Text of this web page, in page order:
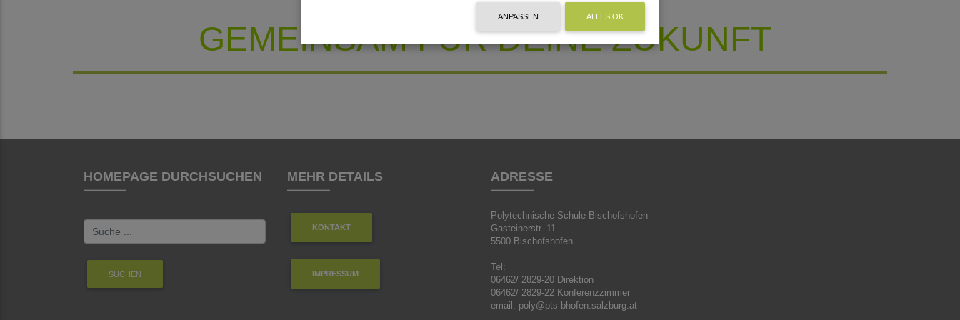
GEMEINSAM FÜR DEINE ZUKUNFT
HOMEPAGE DURCHSUCHEN MEHR DETAILS
KONTAKT
IMPRESSUM
ADRESSE
Polytechnische Schule Bischofshofen
Gasteinerstr. 11
5500 Bischofshofen
Tel:
06462/ 2829-20 Direktion
06462/ 2829-22 Konferenzzimmer
email: poly@pts-bhofen.salzburg.at
ANPASSEN ALLES OK